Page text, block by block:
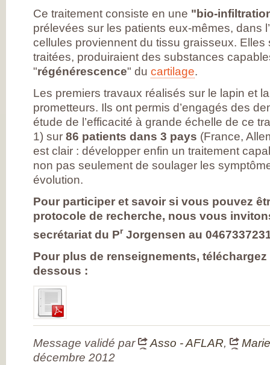
PHYSIQUE ET DE
RÉADAPTATION
SOCIÉTÉ
DE CHIRURGIE
SOCIÉTÉ
DES MÉDECINS
NOS
PIERRE FABRE
CHAINE
DU SOLEIL
LABORATOIRES
EXPANSCIENCE
LABORATOIRES
GENEVRIER
PLATEFORME E-
SANTÉ SANOIA
EMPATIENT
ETATS
L’ARTHROSE
2012 ET 2013
ÉMISES
DITES STOP À
L’ARTHROSE !
Ce traitement consiste en une "bio-
prélevées sur les patients eux-mêmes, dans l’
cellules proviennent du tissu graisseux. Elles
traitées, produiraient des substances
"régénérescence" du cartilage.
Les premiers travaux réalisés sur le lapin et
prometteurs. Ils ont permis d’engagés des
étude de l’efficacité à grande échelle de ce
1) sur 86 patients dans 3 pays (France,
est clair : développer enfin un traitement
non pas seulement de soulager les
évolution.
Pour participer et savoir si vous pouvez
protocole de recherche, nous vous
secrétariat du PrJorgensen au
Pour plus de renseignements,
dessous :
Message validé par Asso - AFLAR,
décembre 2012